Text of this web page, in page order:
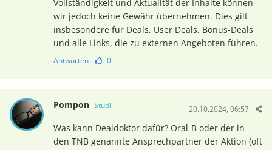
Vollständigkeit und Aktualität der Inhalte können
wir jedoch keine Gewähr übernehmen. Dies gilt
insbesondere für Deals, User Deals, Bonus-Deals
und alle Links, die zu externen Angeboten führen.
Antworten 0
Pompon Studi 20.10.2024, 06:57
Was kann Dealdoktor dafür? Oral-B oder der in
den TNB genannte Ansprechpartner der Aktion (oft